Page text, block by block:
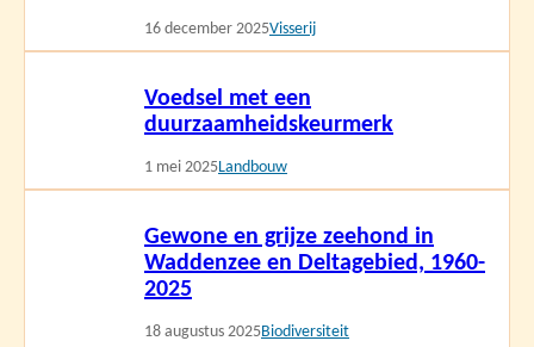
16 december 2025Visserij
Voedsel met een
duurzaamheidskeurmerk
1 mei 2025Landbouw
Gewone en grijze zeehond in
Waddenzee en Deltagebied, 1960-
2025
18 augustus 2025Biodiversiteit